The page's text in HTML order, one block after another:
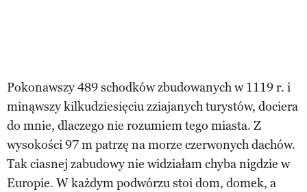
Pokonawszy 489 schodków zbudowanych w 1119 r. i
minąwszy kilkudziesięciu zziajanych turystów, dociera
do mnie, dlaczego nie rozumiem tego miasta. Z
wysokości 97 m patrzę na morze czerwonych dachów.
Tak ciasnej zabudowy nie widziałam chyba nigdzie w
Europie. W każdym podwórzu stoi dom, domek, a